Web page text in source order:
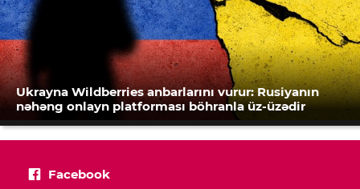
Ukrayna Wildberries anbarlarını vurur: Rusiyanın
nəhəng onlayn platforması böhranla üz-üzədir
Facebook